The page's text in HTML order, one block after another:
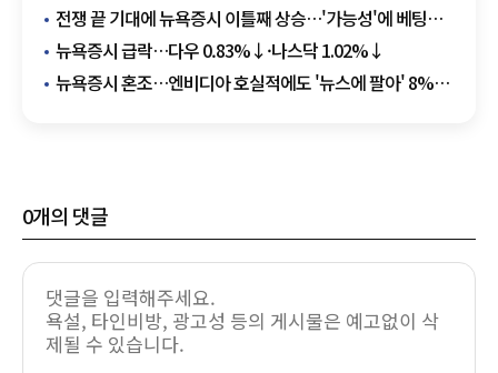
전쟁 끝 기대에 뉴욕증시 이틀째 상승…'가능성'에 베팅한
시장
뉴욕증시 급락…다우 0.83%↓·나스닥 1.02%↓
뉴욕증시 혼조…엔비디아 호실적에도 '뉴스에 팔아' 8%
0개의 댓글